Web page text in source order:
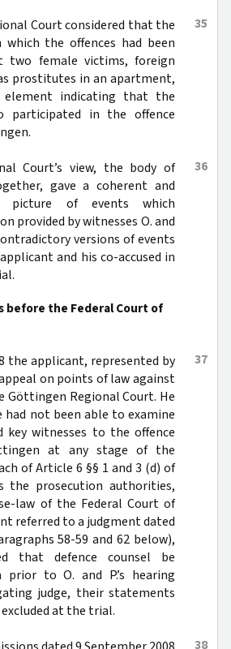
35
Court considered that the
the offences had been
two female victims, foreign
prostitutes in an apartment,
element indicating that the
participated in the offence
36
Court’s view, the body of
gave a coherent and
picture of events which
provided by witnesses O. and
versions of events
and his co-accused in
before the Federal Court of
37
the applicant, represented by
on points of law against
Göttingen Regional Court. He
not been able to examine
key witnesses to the offence
at any stage of the
of Article 6 §§ 1 and 3 (d) of
the prosecution authorities,
law of the Federal Court of
referred to a judgment dated
58-59 and 62 below),
that defence counsel be
to O. and P.’s hearing
judge, their statements
at the trial.
38